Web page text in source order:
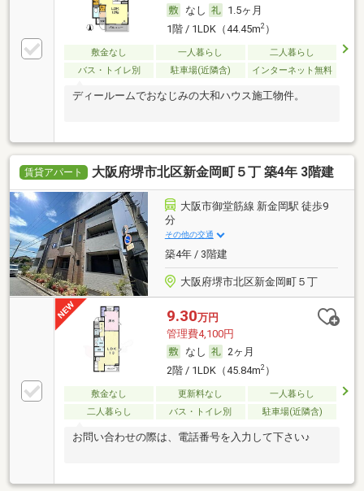
なし
1.5ヶ月
1階 / 1LDK（44.45m2）
敷金なし 一人暮らし
二人暮らし
バス・トイレ別
駐車場(近隣含) インターネット無料
ディールームでおなじみの大和ハウス施工物件。
賃貸アパート 大阪府堺市北区新金岡町５丁 築4年 3階建
大阪市御堂筋線 新金岡駅 徒歩9
分
その他の交通
築4年 / 3階建
大阪府堺市北区新金岡町５丁
9.30万円
管理費4,100円
なし
2ヶ月
2階 / 1LDK（45.84m2）
敷金なし 更新料なし
一人暮らし
二人暮らし
バス・トイレ別 駐車場(近隣含)
お問い合わせの際は、電話番号を入力して下さい♪